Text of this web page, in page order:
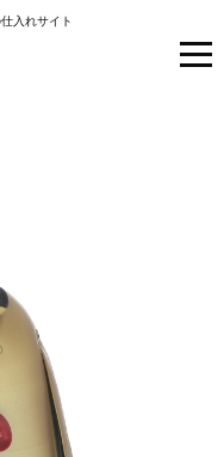
入れサイト